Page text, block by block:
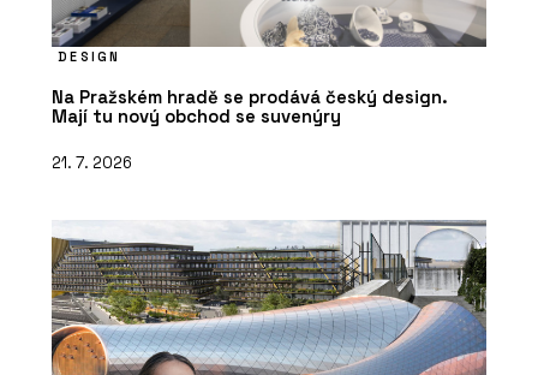
DESIGN
Na Pražském hradě se prodává český design.
Mají tu nový obchod se suvenýry
21. 7. 2026